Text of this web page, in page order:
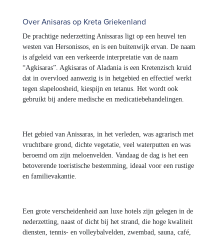
Over Anisaras op Kreta Griekenland
De prachtige nederzetting Anissaras ligt op een heuvel ten
westen van Hersonissos, en is een buitenwijk ervan. De naam
is afgeleid van een verkeerde interpretatie van de naam
“Agkisaras”. Agkisaras of Aladania is een Kretenzisch kruid
dat in overvloed aanwezig is in hetgebied en effectief werkt
tegen slapeloosheid, kiespijn en tetanus. Het wordt ook
gebruikt bij andere medische en medicatiebehandelingen.
Het gebied van Anissaras, in het verleden, was agrarisch met
vruchtbare grond, dichte vegetatie, veel waterputten en was
beroemd om zijn meloenvelden. Vandaag de dag is het een
betoverende toeristische bestemming, ideaal voor een rustige
en familievakantie.
Een grote verscheidenheid aan luxe hotels zijn gelegen in de
nederzetting, naast of dicht bij het strand, die hoge kwaliteit
diensten, tennis- en volleybalvelden, zwembad, sauna, café,